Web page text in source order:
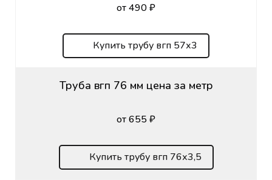
от 490 ₽
Купить трубу вгп 57х3
Труба вгп 76 мм цена за метр
от 655 ₽
Купить трубу вгп 76х3,5